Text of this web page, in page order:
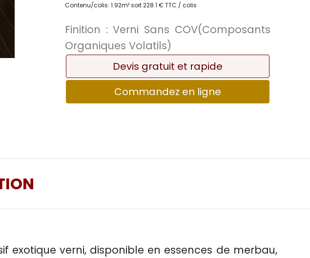
Contenu/colis: 1.92m² soit 228.1 € TTC / colis
Finition : Verni Sans COV(Composants
Organiques Volatils)
Devis gratuit et rapide
Commandez en ligne
verni, disponible en essences de merbau,